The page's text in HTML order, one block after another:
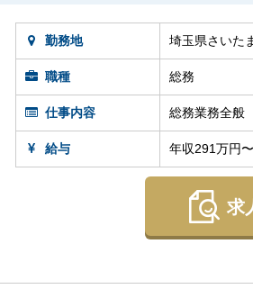
勤務地 埼玉県さいた
職種 総務
仕事内容 総務業務全般
給与 年収291万円
求